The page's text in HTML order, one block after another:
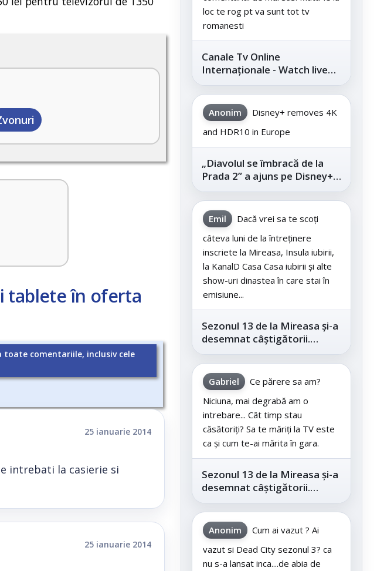
tablete în oferta
toate comentariile, inclusiv cele
25 ianuarie 2014
intrebati la casierie si
25 ianuarie 2014
loc te rog pt va sunt tot tv
romanesti
Canale Tv Online
Internaționale - Watch live
channels legally
Anonim
Disney+ removes 4K
and HDR10 in Europe
„Diavolul se îmbracă de la
Prada 2” a ajuns pe Disney+,
după succesul din
cinematografe
Emil
Dacă vrei sa te scoți
câteva luni de la întreținere
inscriete la Mireasa, Insula iubirii,
la KanalD Casa Casa iubirii și alte
show-uri dinastea în care stai în
emisiune...
Sezonul 13 de la Mireasa și-a
desemnat câștigătorii.
Telespectatorii au decis care
este...
Gabriel
Ce părere sa am?
Niciuna, mai degrabă am o
intrebare... Cât timp stau
căsătoriți? Sa te măriți la TV este
ca și cum te-ai mărita în gara.
Sezonul 13 de la Mireasa și-a
desemnat câștigătorii.
Telespectatorii au decis care
este...
Anonim
Cum ai vazut ? Ai
vazut si Dead City sezonul 3? ca
nu s-a lansat inca....de abia de